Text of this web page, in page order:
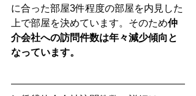
に合った部屋3件程度の部屋を内見した
上で部屋を決めています。そのため仲
介会社への訪問件数は年々減少傾向と
なっています。